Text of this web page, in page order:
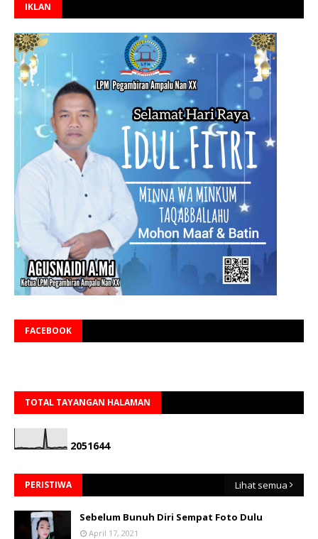
IKLAN
FACEBOOK
TOTAL TAYANGAN HALAMAN
2051644
PERISTIWA Lihat semua
Sebelum Bunuh Diri Sempat Foto Dulu
April 17, 2021